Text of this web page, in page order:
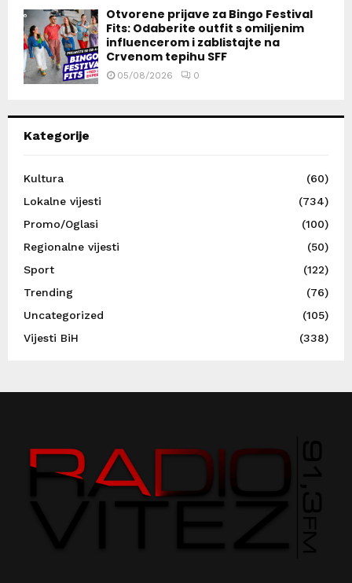
Otvorene prijave za Bingo Festival
Fits: Odaberite outfit s omiljenim
influencerom i zablistajte na
Crvenom tepihu SFF
05/08/2026 0
Kategorije
Kultura
(60)
Lokalne vijesti
(734)
Promo/Oglasi
(100)
Regionalne vijesti
(50)
Sport
(122)
Trending
(76)
Uncategorized
(105)
Vijesti BiH
(338)